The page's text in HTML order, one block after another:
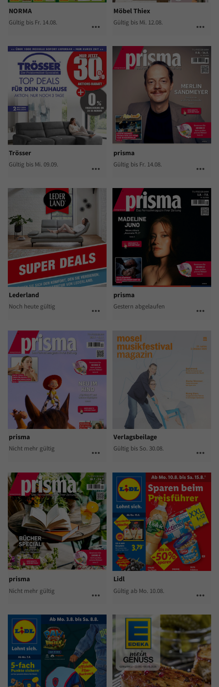
NORMA
Gültig bis Fr. 14.08. more_horiz
Möbel Thiex
Gültig bis Mi. 12.08. more_horiz
Trösser
Gültig bis Mi. 09.09. more_horiz
prisma
Gültig bis Fr. 14.08. more_horiz
Lederland
Noch heute gültig more_horiz
prisma
Gestern abgelaufen more_horiz
prisma
Nicht mehr gültig more_horiz
Verlagsbeilage
Gültig bis So. 30.08. more_horiz
prisma
Nicht mehr gültig more_horiz
Lidl
Gültig ab Mo. 10.08. more_horiz